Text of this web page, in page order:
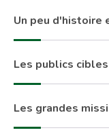
Un peu d'histoire
Les publics
Les grandes